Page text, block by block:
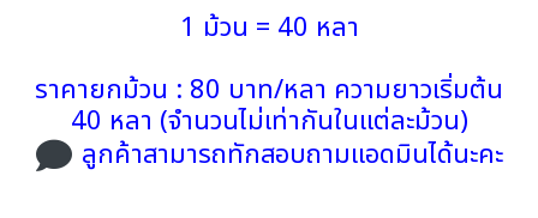
1 ม้วน = 40 หลา
ราคายกม้วน : 80 บาท/หลา ความยาวเริ่มต้น
40 หลา (จำนวนไม่เท่ากันในแต่ละม้วน)
ลูกค้าสามารถทักสอบถามแอดมินได้นะคะ